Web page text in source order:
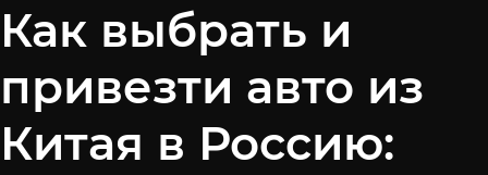
Как выбрать и
привезти авто из
Китая в Россию: